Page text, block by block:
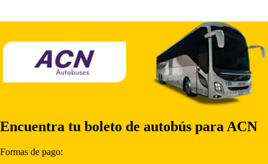
Encuentra tu boleto de autobús para ACN
Formas de pago: